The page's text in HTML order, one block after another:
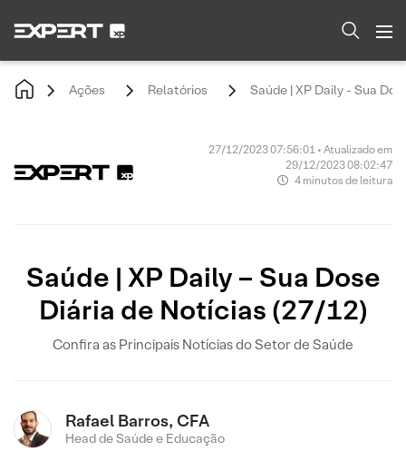
Ações Relatórios Saúde | XP Daily - Sua
27/12/2023 07:56:01 • Atualizado em
29/12/2023 08:02:47
4 minutos de leitura
Saúde | XP Daily – Sua Dose
Diária de Notícias (27/12)
Confira as Principais Notícias do Setor de Saúde
Rafael Barros, CFA
Head de Saúde e Educação